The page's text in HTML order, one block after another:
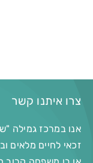
צרו איתנו קשר
אנו במרכז גמילה
זכאי לחיים מלאים